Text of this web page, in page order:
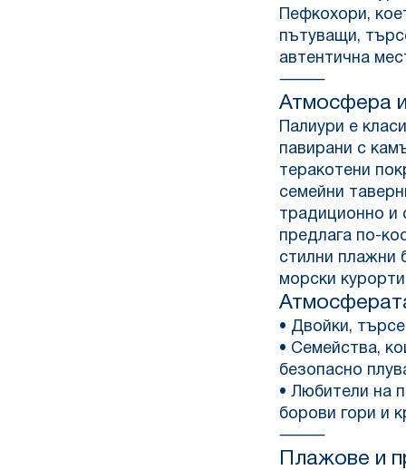
Пефкохори,
пътуващи,
автентична
⸻
Атмосфера
Палиури е
павирани с
теракотени
семейни
традиционно и
предлага по-
стилни плажни
морски
• Двойки,
• Семейства,
безопасно
• Любители на
борови гори и
⸻
Плажове и